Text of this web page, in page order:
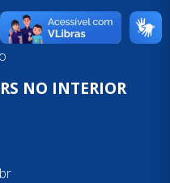
NO INTERIOR